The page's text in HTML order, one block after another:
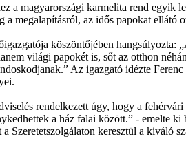
a magyarországi karmelita rend
megalapításról, az idős papokat ellátó
köszöntőjében hangsúlyozta:
világi papokét is, sőt az otthon
Az igazgató idézte
rendelkezett úgy, hogy a
a ház falai között.” - emelte
keresztül a kiváló